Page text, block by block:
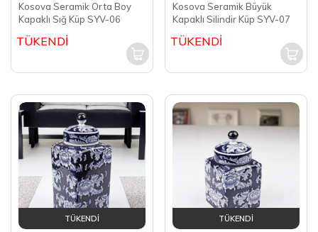
Kosova Seramik Orta Boy
Kapaklı Sığ Küp SYV-06
TÜKENDİ
Kosova Seramik Büyük
Kapaklı Silindir Küp SYV-07
TÜKENDİ
TÜKENDİ TÜKENDİ